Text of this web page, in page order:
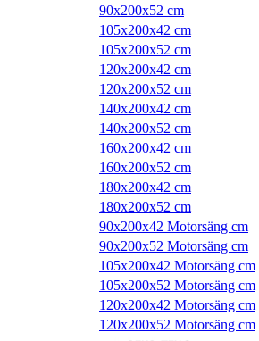
90x200x52 cm
105x200x42 cm
105x200x52 cm
120x200x42 cm
120x200x52 cm
140x200x42 cm
140x200x52 cm
160x200x42 cm
160x200x52 cm
180x200x42 cm
180x200x52 cm
90x200x42 Motorsäng cm
90x200x52 Motorsäng cm
105x200x42 Motorsäng cm
105x200x52 Motorsäng cm
120x200x42 Motorsäng cm
120x200x52 Motorsäng cm